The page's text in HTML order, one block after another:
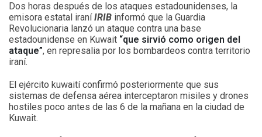
Dos horas después de los ataques estadounidenses, la
emisora estatal iraníIRIB informó que la Guardia
Revolucionaria lanzó un ataque contra una base
estadounidense en Kuwait “que sirvió como origen del
ataque”, en represalia por los bombardeos contra territorio
iraní.
El ejército kuwaití confirmó posteriormente que sus
sistemas de defensa aérea interceptaron misiles y drones
hostiles poco antes de las 6 de la mañana en la ciudad de
Kuwait.